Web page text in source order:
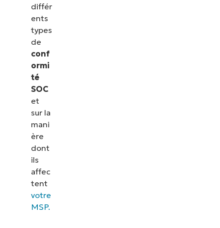
différ
ents
types
de
conf
ormi
té
SOC
et
sur la
mani
ère
dont
ils
affec
tent
votre
MSP.